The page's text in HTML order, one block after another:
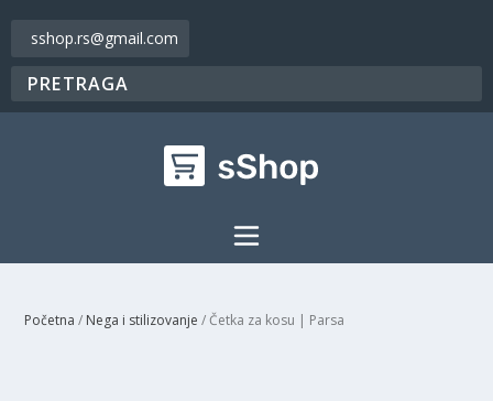
sshop.rs@gmail.com
Početna / Nega i stilizovanje / Četka za kosu | Parsa